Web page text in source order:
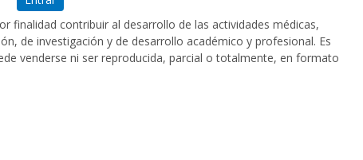
finalidad contribuir al desarrollo de las actividades médicas,
de investigación y de desarrollo académico y profesional. Es
venderse ni ser reproducida, parcial o totalmente, en formato